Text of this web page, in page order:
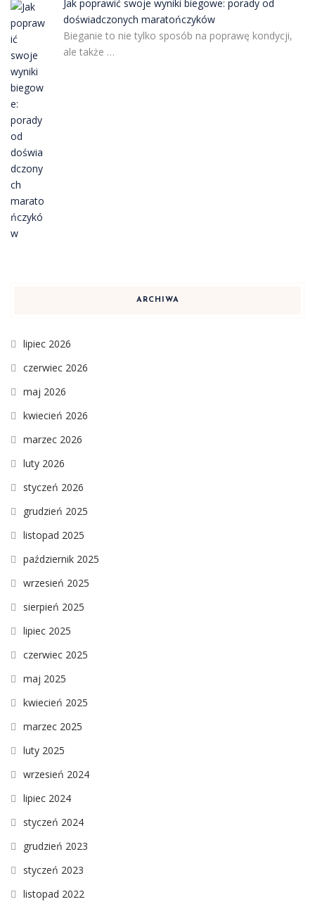
Jak poprawić swoje wyniki biegowe: porady od
doświadczonych maratończyków
Bieganie to nie tylko sposób na poprawę kondycji,
ale także …
ARCHIWA
lipiec 2026
czerwiec 2026
maj 2026
kwiecień 2026
marzec 2026
luty 2026
styczeń 2026
grudzień 2025
listopad 2025
październik 2025
wrzesień 2025
sierpień 2025
lipiec 2025
czerwiec 2025
maj 2025
kwiecień 2025
marzec 2025
luty 2025
wrzesień 2024
lipiec 2024
styczeń 2024
grudzień 2023
styczeń 2023
listopad 2022